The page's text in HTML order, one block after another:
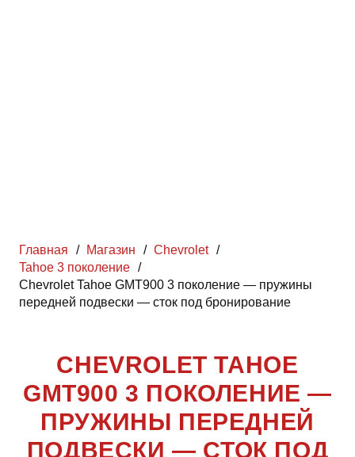
Главная / Магазин / Chevrolet /
Tahoe 3 поколение /
Chevrolet Tahoe GMT900 3 поколение — пружины
передней подвески — сток под бронирование
CHEVROLET TAHOE
GMT900 3 ПОКОЛЕНИЕ —
ПРУЖИНЫ ПЕРЕДНЕЙ
ПОДВЕСКИ — СТОК ПОД